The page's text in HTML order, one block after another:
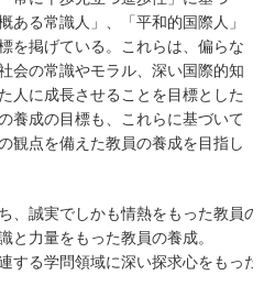
ある常識人」、「平和的国際人」
を掲げている。これらは、偏らな
会の常識やモラル、深い国際的知
人に成長させることを目標とした
養成の目標も、これらに基づいて
観点を備えた教員の養成を目指し
、誠実でしかも情熱をもった教員の
と力量をもった教員の養成。
する学問領域に深い探求心をもっ